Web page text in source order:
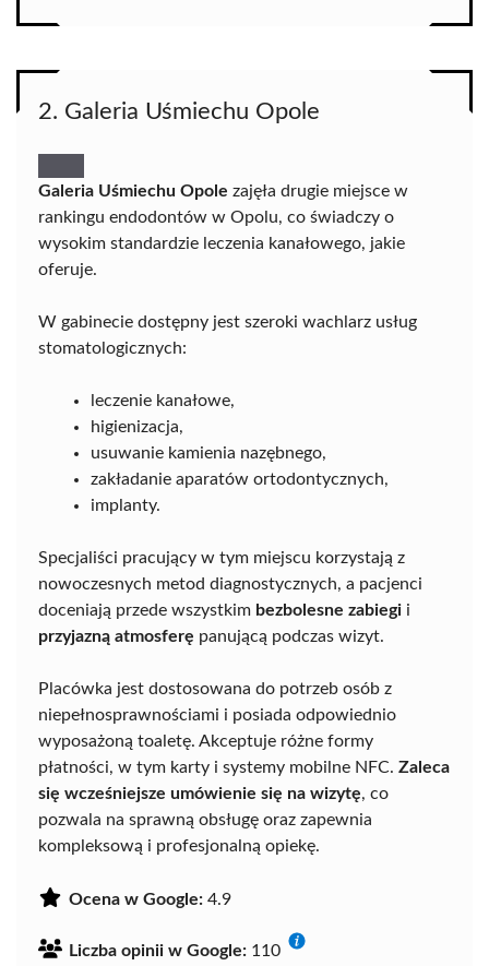
2. Galeria Uśmiechu Opole
Galeria Uśmiechu Opole zajęła drugie miejsce w
rankingu endodontów w Opolu, co świadczy o
wysokim standardzie leczenia kanałowego, jakie
oferuje.
W gabinecie dostępny jest szeroki wachlarz usług
stomatologicznych:
leczenie kanałowe,
higienizacja,
usuwanie kamienia nazębnego,
zakładanie aparatów ortodontycznych,
implanty.
Specjaliści pracujący w tym miejscu korzystają z
nowoczesnych metod diagnostycznych, a pacjenci
doceniają przede wszystkim bezbolesne zabiegi i
przyjazną atmosferę panującą podczas wizyt.
Placówka jest dostosowana do potrzeb osób z
niepełnosprawnościami i posiada odpowiednio
wyposażoną toaletę. Akceptuje różne formy
płatności, w tym karty i systemy mobilne NFC. Zaleca
się wcześniejsze umówienie się na wizytę, co
pozwala na sprawną obsługę oraz zapewnia
kompleksową i profesjonalną opiekę.
Ocena w Google: 4.9
Liczba opinii w Google: 110